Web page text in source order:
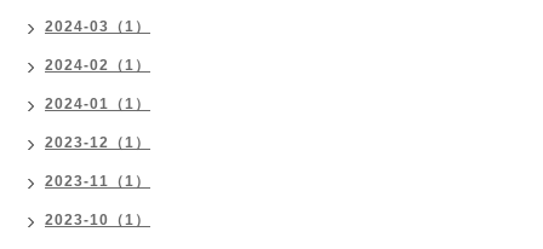
2024-03（1）
2024-02（1）
2024-01（1）
2023-12（1）
2023-11（1）
2023-10（1）